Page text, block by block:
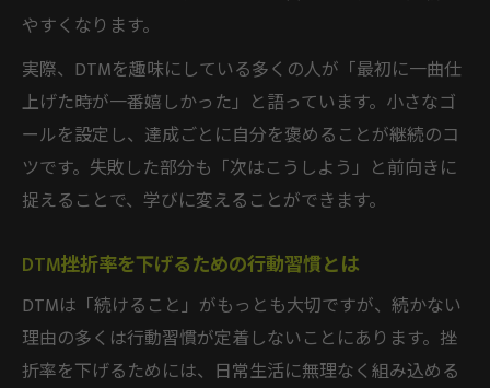
やすくなります。
実際、DTMを趣味にしている多くの人が「最初に一曲仕
上げた時が一番嬉しかった」と語っています。小さなゴ
ールを設定し、達成ごとに自分を褒めることが継続のコ
ツです。失敗した部分も「次はこうしよう」と前向きに
捉えることで、学びに変えることができます。
DTM挫折率を下げるための行動習慣とは
DTMは「続けること」がもっとも大切ですが、続かない
理由の多くは行動習慣が定着しないことにあります。挫
折率を下げるためには、日常生活に無理なく組み込める